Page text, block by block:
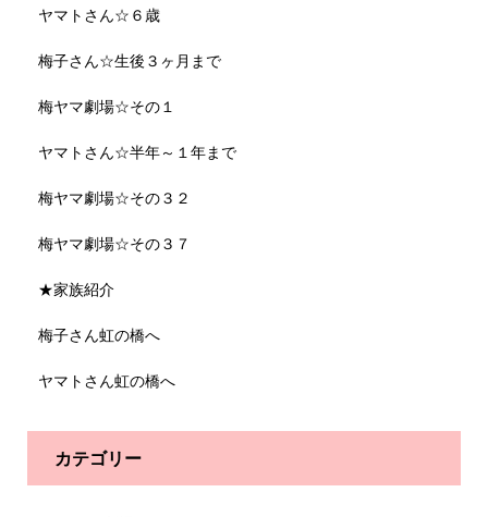
ヤマトさん☆６歳
梅子さん☆生後３ヶ月まで
梅ヤマ劇場☆その１
ヤマトさん☆半年～１年まで
梅ヤマ劇場☆その３２
梅ヤマ劇場☆その３７
★家族紹介
梅子さん虹の橋へ
ヤマトさん虹の橋へ
カテゴリー